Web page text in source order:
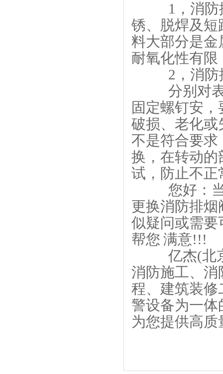
1，消防排
锈、脱焊及短
料大部分是金
耐氧化性有
2，消防排
分别对表
固定螺钉安
破损、老化或
不是符合要求
换，在转动的
试，防止不正
您好：当
更换消防排烟
似疑问或需要
帮您 满意!!!
亿杰(北京
消防施工、消
程、建筑装修
警设备为一体
为您提供高